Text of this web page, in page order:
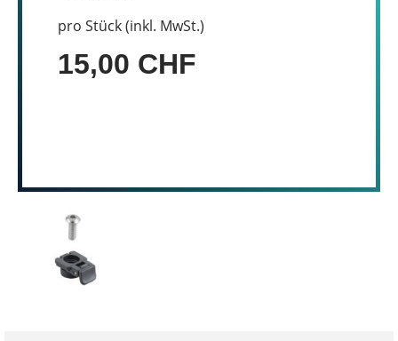
pro Stück (inkl. MwSt.)
15,00 CHF